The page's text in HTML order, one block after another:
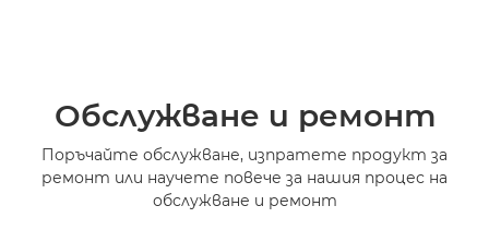
Обслужване и ремонт
Поръчайте обслужване, изпратете продукт за
ремонт или научете повече за нашия процес на
обслужване и ремонт